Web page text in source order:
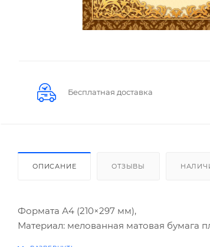
Бесплатная доставка
ОПИСАНИЕ ОТЗЫВЫ
Формата А4 (210×297 мм),
Материал: мелованная матовая бумага